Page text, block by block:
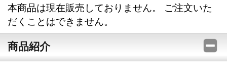
本商品は現在販売しておりません。 ご注文いた
だくことはできません。
商品紹介